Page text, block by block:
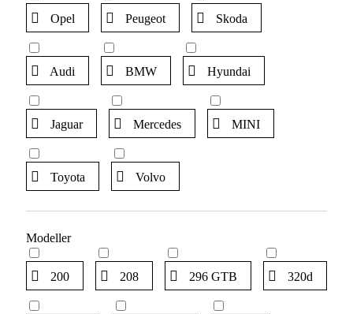
Opel Peugeot Skoda
Audi BMW Hyundai
Jaguar Mercedes MINI
Toyota Volvo
Modeller
200 208 296 GTB 320d